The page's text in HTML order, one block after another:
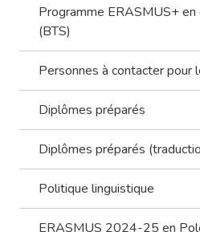
Programme ERASMUS+
(BTS)
Personnes à contacter pour
Diplômes préparés
Diplômes préparés
Politique linguistique
ERASMUS 2024-25 en